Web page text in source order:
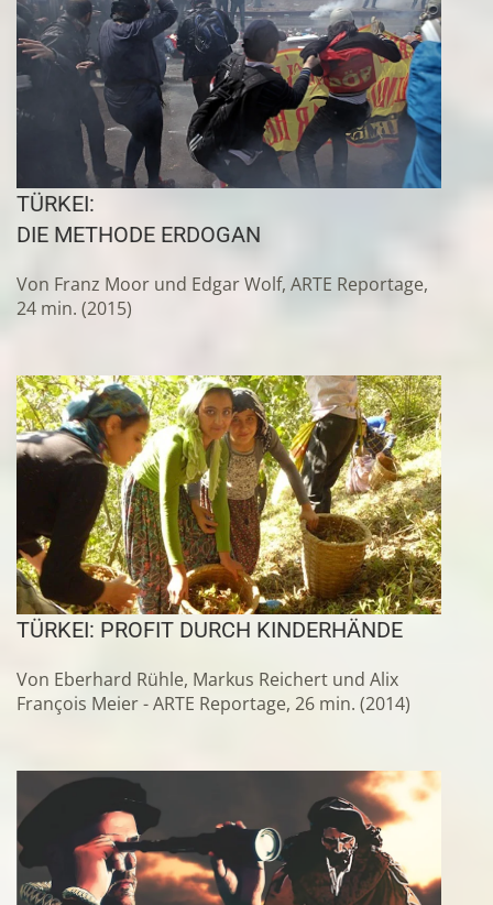
TÜRKEI:
DIE METHODE ERDOGAN
Von Franz Moor und Edgar Wolf, ARTE Reportage,
24 min. (2015)
TÜRKEI: PROFIT DURCH KINDERHÄNDE
Von Eberhard Rühle, Markus Reichert und Alix
François Meier - ARTE Reportage, 26 min. (2014)